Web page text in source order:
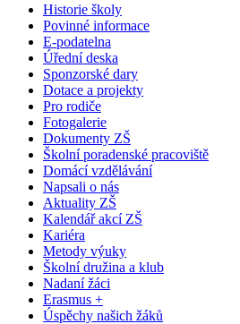
Historie školy
Povinné informace
E-podatelna
Úřední deska
Sponzorské dary
Dotace a projekty
Pro rodiče
Fotogalerie
Dokumenty ZŠ
Školní poradenské pracoviště
Domácí vzdělávání
Napsali o nás
Aktuality ZŠ
Kalendář akcí ZŠ
Kariéra
Metody výuky
Školní družina a klub
Nadaní žáci
Erasmus +
Úspěchy našich žáků